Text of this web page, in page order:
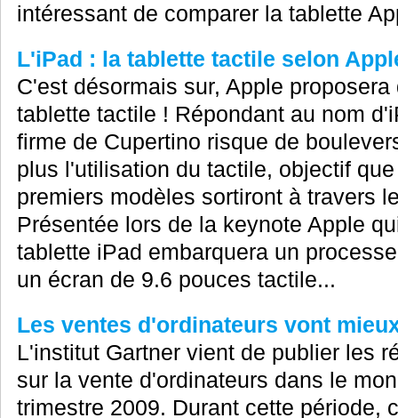
intéressant de comparer la tablette
L'iPad : la tablette tactile selon
C'est désormais sur, Apple
tablette tactile ! Répondant au nom
firme de Cupertino risque de
plus l'utilisation du tactile, objectif
premiers modèles sortiront à travers
Présentée lors de la keynote Apple
tablette iPad embarquera un
un écran de 9.6 pouces tactile...
Les ventes d'ordinateurs vont
L'institut Gartner vient de publier les
sur la vente d'ordinateurs dans le
trimestre 2009. Durant cette période,